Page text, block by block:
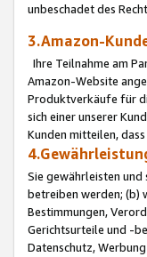
unbeschadet des
3.Amazon-
Ihre Teilnahme am
Amazon-Website
Produktverkäufe für
sich einer unserer
Kunden mitteilen,
Sie gewährleisten und
betreiben werden; (b)
Bestimmungen,
Gerichtsurteile und -
Datenschutz,